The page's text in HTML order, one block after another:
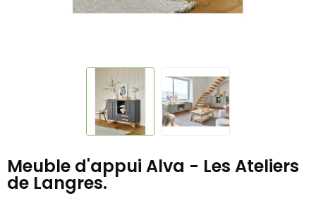
Meuble d'appui Alva - Les Ateliers
de Langres.